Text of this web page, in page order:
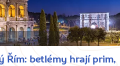
Řím: betlémy hrají prim,